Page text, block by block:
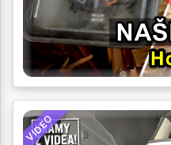
VIDEO